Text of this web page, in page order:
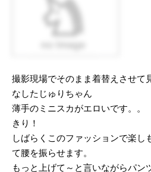
撮影現場でそのまま着替えさせて
なしたじゅりちゃん
薄手のミニスカがエロいです。
きり！
しばらくこのファッションで楽し
て腰を振らせます。
もっと上げて～と言いながらパン